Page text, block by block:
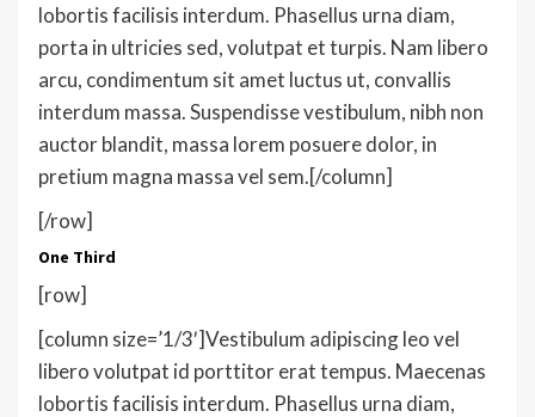
lobortis facilisis interdum. Phasellus urna diam,
porta in ultricies sed, volutpat et turpis. Nam libero
arcu, condimentum sit amet luctus ut, convallis
interdum massa. Suspendisse vestibulum, nibh non
auctor blandit, massa lorem posuere dolor, in
pretium magna massa vel sem.[/column]
[/row]
One Third
[row]
[column size=’1/3′]Vestibulum adipiscing leo vel
libero volutpat id porttitor erat tempus. Maecenas
lobortis facilisis interdum. Phasellus urna diam,